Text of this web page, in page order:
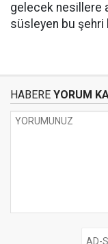
gelecek nesillere
süsleyen bu şehri
HABERE YORUM